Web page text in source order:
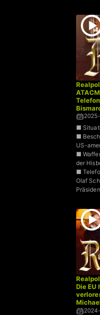
■
■
US-
■
der
■
Olaf
Die EU